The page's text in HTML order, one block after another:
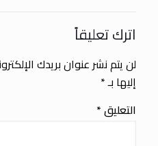
اترك تعليقاً
لن يتم نشر عنوان بريدك
إليها بـ*
التعليق*